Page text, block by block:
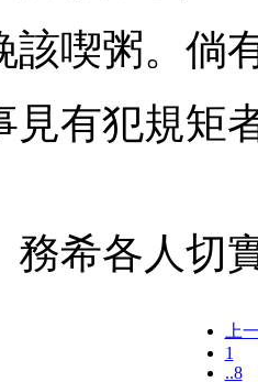
該喫粥。倘
見有犯規矩
務希各人切
上
1
..8